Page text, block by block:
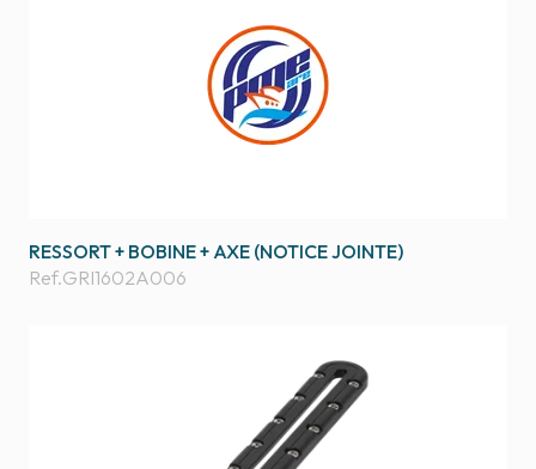
RESSORT + BOBINE + AXE (NOTICE JOINTE)
Ref.GRI1602A006